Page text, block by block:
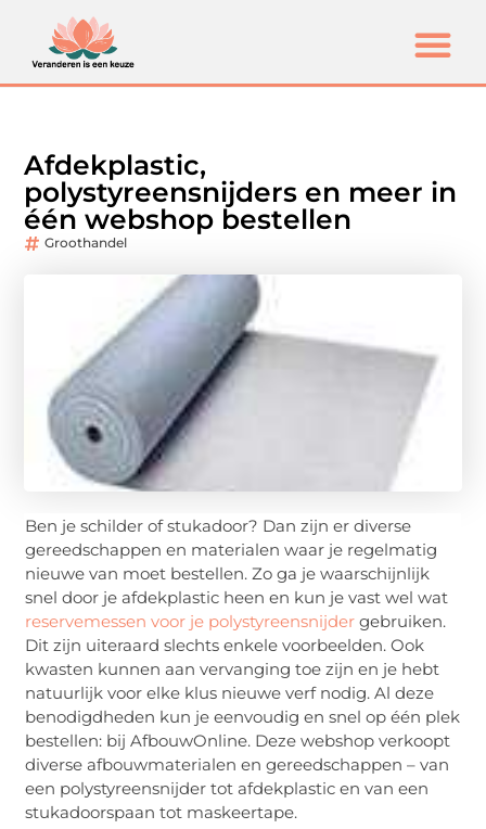
Afdekplastic,
polystyreensnijders en meer in
één webshop bestellen
Groothandel
Ben je schilder of stukadoor? Dan zijn er diverse
gereedschappen en materialen waar je regelmatig
nieuwe van moet bestellen. Zo ga je waarschijnlijk
snel door je afdekplastic heen en kun je vast wel wat
reservemessen voor je polystyreensnijder gebruiken.
Dit zijn uiteraard slechts enkele voorbeelden. Ook
kwasten kunnen aan vervanging toe zijn en je hebt
natuurlijk voor elke klus nieuwe verf nodig. Al deze
benodigdheden kun je eenvoudig en snel op één plek
bestellen: bij AfbouwOnline. Deze webshop verkoopt
diverse afbouwmaterialen en gereedschappen – van
een polystyreensnijder tot afdekplastic en van een
stukadoorspaan tot maskeertape.